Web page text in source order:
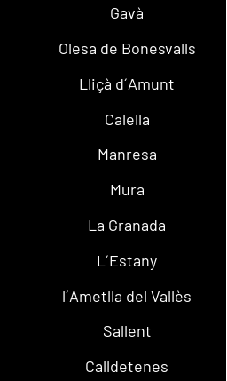
Gavà
Olesa de Bonesvalls
Lliçà d´Amunt
Calella
Manresa
Mura
La Granada
L´Estany
l´Ametlla del Vallès
Sallent
Calldetenes